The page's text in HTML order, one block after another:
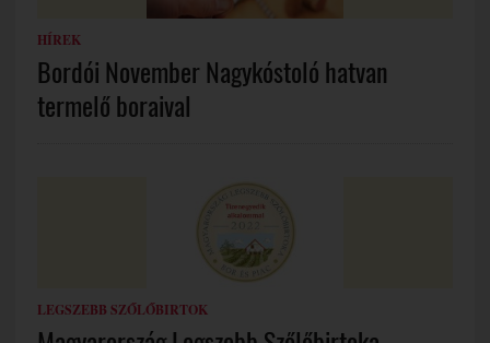
HÍREK
Bordói November Nagykóstoló hatvan
termelő boraival
LEGSZEBB SZŐLŐBIRTOK